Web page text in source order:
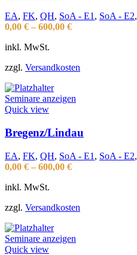
EA, FK, QH, SoA - E1, SoA - E2,
0,00 € – 600,00 €
inkl. MwSt.
zzgl. Versandkosten
Seminare anzeigen
Quick view
Bregenz/Lindau
EA, FK, QH, SoA - E1 , SoA - E2,
0,00 € – 600,00 €
inkl. MwSt.
zzgl. Versandkosten
Seminare anzeigen
Quick view